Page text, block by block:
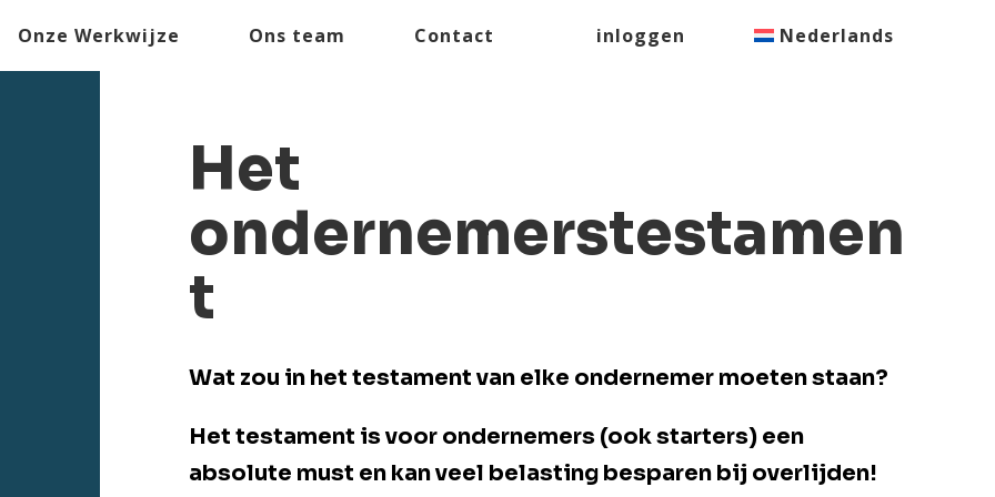
Onze Werkwijze Ons team Contact inloggen Nederlands
Het
ondernemerstestamen
t
Wat zou in het testament van elke ondernemer moeten staan?
Het testament is voor ondernemers (ook starters) een
absolute must en kan veel belasting besparen bij overlijden!